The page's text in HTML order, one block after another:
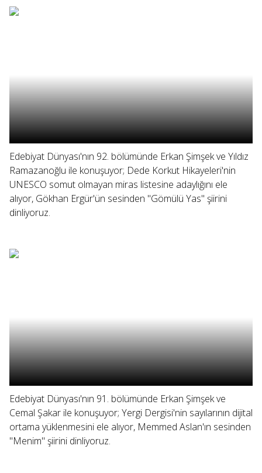
Edebiyat Dünyası'nın 92. bölümünde Erkan Şimşek ve Yıldız
Ramazanoğlu ile konuşuyor; Dede Korkut Hikayeleri'nin
UNESCO somut olmayan miras listesine adaylığını ele
alıyor, Gökhan Ergür'ün sesinden "Gömülü Yas" şiirini
dinliyoruz.
Edebiyat Dünyası'nın 91. bölümünde Erkan Şimşek ve
Cemal Şakar ile konuşuyor; Yergi Dergisi'nin sayılarının dijital
ortama yüklenmesini ele alıyor, Memmed Aslan'ın sesinden
"Menim" şiirini dinliyoruz.